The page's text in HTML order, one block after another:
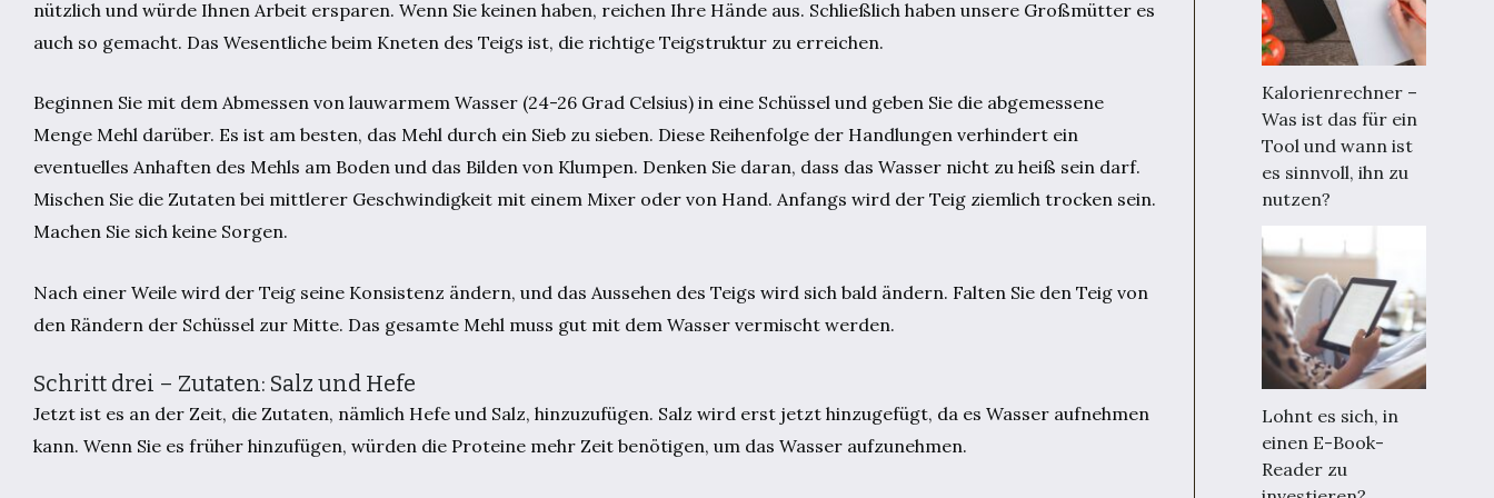
nützlich und würde Ihnen Arbeit ersparen. Wenn Sie keinen haben, reichen Ihre Hände aus. Schließlich haben unsere Großmütter es
auch so gemacht. Das Wesentliche beim Kneten des Teigs ist, die richtige Teigstruktur zu erreichen.
Beginnen Sie mit dem Abmessen von lauwarmem Wasser (24-26 Grad Celsius) in eine Schüssel und geben Sie die abgemessene
Menge Mehl darüber. Es ist am besten, das Mehl durch ein Sieb zu sieben. Diese Reihenfolge der Handlungen verhindert ein
eventuelles Anhaften des Mehls am Boden und das Bilden von Klumpen. Denken Sie daran, dass das Wasser nicht zu heiß sein darf.
Mischen Sie die Zutaten bei mittlerer Geschwindigkeit mit einem Mixer oder von Hand. Anfangs wird der Teig ziemlich trocken sein.
Machen Sie sich keine Sorgen.
Nach einer Weile wird der Teig seine Konsistenz ändern, und das Aussehen des Teigs wird sich bald ändern. Falten Sie den Teig von
den Rändern der Schüssel zur Mitte. Das gesamte Mehl muss gut mit dem Wasser vermischt werden.
Schritt drei – Zutaten: Salz und Hefe
Jetzt ist es an der Zeit, die Zutaten, nämlich Hefe und Salz, hinzuzufügen. Salz wird erst jetzt hinzugefügt, da es Wasser aufnehmen
kann. Wenn Sie es früher hinzufügen, würden die Proteine mehr Zeit benötigen, um das Wasser aufzunehmen.
Kalorienrechner –
Was ist das für ein
Tool und wann ist
es sinnvoll, ihn zu
nutzen?
Lohnt es sich, in
einen E-Book-
Reader zu